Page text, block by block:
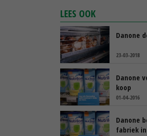
LEES OOK
Danone
23-03-2018
Danone
koop
01-04-2016
Danone
fabriek